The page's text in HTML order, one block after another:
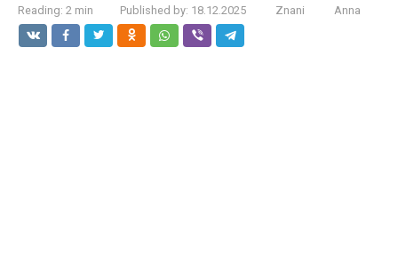
Reading: 2 min Published by: 18.12.2025 Znani Anna